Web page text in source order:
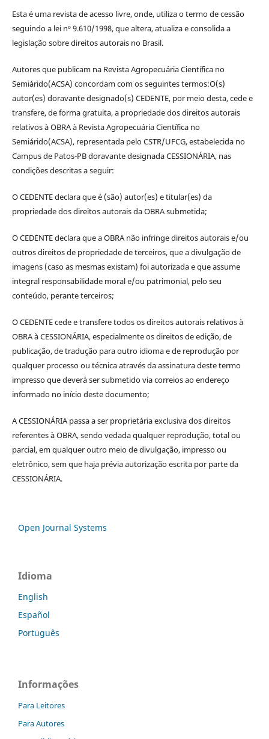
Esta é uma revista de acesso livre, onde, utiliza o termo de cessão
seguindo a lei nº 9.610/1998, que altera, atualiza e consolida a
legislação sobre direitos autorais no Brasil.
Autores que publicam na Revista Agropecuária Científica no
Semiárido(ACSA) concordam com os seguintes termos:O(s)
autor(es) doravante designado(s) CEDENTE, por meio desta, cede e
transfere, de forma gratuita, a propriedade dos direitos autorais
relativos à OBRA à Revista Agropecuária Científica no
Semiárido(ACSA), representada pelo CSTR/UFCG, estabelecida no
Campus de Patos-PB doravante designada CESSIONÁRIA, nas
condições descritas a seguir:
O CEDENTE declara que é (são) autor(es) e titular(es) da
propriedade dos direitos autorais da OBRA submetida;
O CEDENTE declara que a OBRA não infringe direitos autorais e/ou
outros direitos de propriedade de terceiros, que a divulgação de
imagens (caso as mesmas existam) foi autorizada e que assume
integral responsabilidade moral e/ou patrimonial, pelo seu
conteúdo, perante terceiros;
O CEDENTE cede e transfere todos os direitos autorais relativos à
OBRA à CESSIONÁRIA, especialmente os direitos de edição, de
publicação, de tradução para outro idioma e de reprodução por
qualquer processo ou técnica através da assinatura deste termo
impresso que deverá ser submetido via correios ao endereço
informado no início deste documento;
A CESSIONÁRIA passa a ser proprietária exclusiva dos direitos
referentes à OBRA, sendo vedada qualquer reprodução, total ou
parcial, em qualquer outro meio de divulgação, impresso ou
eletrônico, sem que haja prévia autorização escrita por parte da
CESSIONÁRIA.
Open Journal Systems
Idioma
English
Español
Português
Informações
Para Leitores
Para Autores